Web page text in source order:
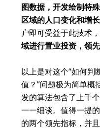
图数据，开发绘制特
区域的人口变化和增长
户即可受益于此技术，
域进行置业投资，领
以上是对这个“如何判
值？”问题极为简单概
发的算法包含了上千
一一细谈。值得一提
的两个领先指标，并